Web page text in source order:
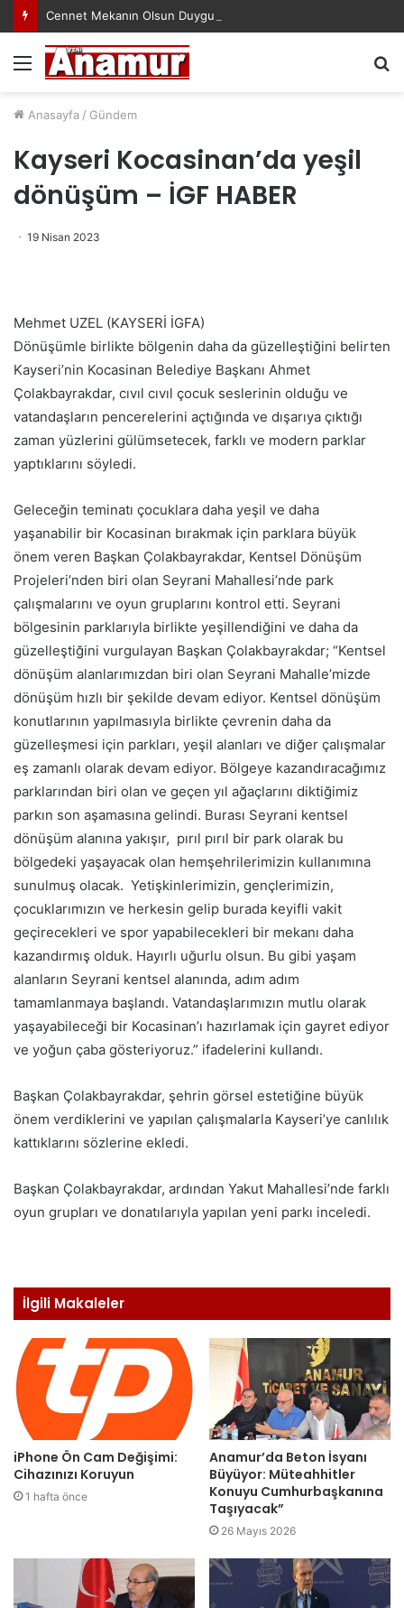
Cennet Mekanın Olsun Duygu Öksüz Canova
Menü
Anasayfa / Gündem
Kayseri Kocasinan’da yeşil
dönüşüm – İGF HABER
19 Nisan 2023
Mehmet UZEL (KAYSERİ İGFA)
Dönüşümle birlikte bölgenin daha da güzelleştiğini belirten
Kayseri’nin Kocasinan Belediye Başkanı Ahmet
Çolakbayrakdar, cıvıl cıvıl çocuk seslerinin olduğu ve
vatandaşların pencerelerini açtığında ve dışarıya çıktığı
zaman yüzlerini gülümsetecek, farklı ve modern parklar
yaptıklarını söyledi.
Geleceğin teminatı çocuklara daha yeşil ve daha
yaşanabilir bir Kocasinan bırakmak için parklara büyük
önem veren Başkan Çolakbayrakdar, Kentsel Dönüşüm
Projeleri’nden biri olan Seyrani Mahallesi’nde park
çalışmalarını ve oyun gruplarını kontrol etti. Seyrani
bölgesinin parklarıyla birlikte yeşillendiğini ve daha da
güzelleştiğini vurgulayan Başkan Çolakbayrakdar; “Kentsel
dönüşüm alanlarımızdan biri olan Seyrani Mahalle’mizde
dönüşüm hızlı bir şekilde devam ediyor. Kentsel dönüşüm
konutlarının yapılmasıyla birlikte çevrenin daha da
güzelleşmesi için parkları, yeşil alanları ve diğer çalışmalar
eş zamanlı olarak devam ediyor. Bölgeye kazandıracağımız
parklarından biri olan ve geçen yıl ağaçlarını diktiğimiz
parkın son aşamasına gelindi. Burası Seyrani kentsel
dönüşüm alanına yakışır, pırıl pırıl bir park olarak bu
bölgedeki yaşayacak olan hemşehrilerimizin kullanımına
sunulmuş olacak. Yetişkinlerimizin, gençlerimizin,
çocuklarımızın ve herkesin gelip burada keyifli vakit
geçirecekleri ve spor yapabilecekleri bir mekanı daha
kazandırmış olduk. Hayırlı uğurlu olsun. Bu gibi yaşam
alanların Seyrani kentsel alanında, adım adım
tamamlanmaya başlandı. Vatandaşlarımızın mutlu olarak
yaşayabileceği bir Kocasinan’ı hazırlamak için gayret ediyor
ve yoğun çaba gösteriyoruz.” ifadelerini kullandı.
Başkan Çolakbayrakdar, şehrin görsel estetiğine büyük
önem verdiklerini ve yapılan çalışmalarla Kayseri’ye canlılık
kattıklarını sözlerine ekledi.
Başkan Çolakbayrakdar, ardından Yakut Mahallesi’nde farklı
oyun grupları ve donatılarıyla yapılan yeni parkı inceledi.
İlgili Makaleler
iPhone Ön Cam Değişimi:
Cihazınızı Koruyun
1 hafta önce
Anamur’da Beton İsyanı
Büyüyor: Müteahhitler
Konuyu Cumhurbaşkanına
Taşıyacak”
26 Mayıs 2026